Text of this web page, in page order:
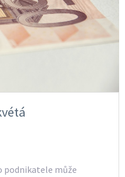
podnikatele může